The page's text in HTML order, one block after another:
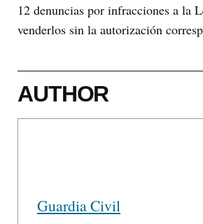
12 denuncias por infracciones a la
venderlos sin la autorización
AUTHOR
Guardia Civil